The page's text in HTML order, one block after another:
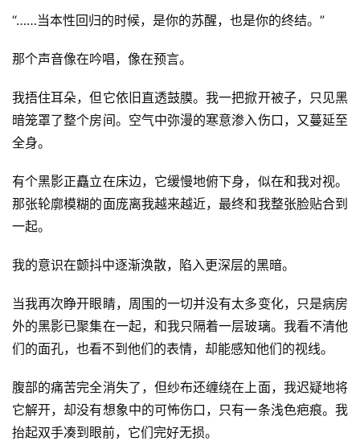
“……当本性回归的时候，是你的苏醒，也是你的终结。”
那个声音像在吟唱，像在预言。
我捂住耳朵，但它依旧直透鼓膜。我一把掀开被子，只见黑
暗笼罩了整个房间。空气中弥漫的寒意渗入伤口，又蔓延至
全身。
有个黑影正矗立在床边，它缓慢地俯下身，似在和我对视。
那张轮廓模糊的面庞离我越来越近，最终和我整张脸贴合到
一起。
我的意识在颤抖中逐渐涣散，陷入更深层的黑暗。
当我再次睁开眼睛，周围的一切并没有太多变化，只是病房
外的黑影已聚集在一起，和我只隔着一层玻璃。我看不清他
们的面孔，也看不到他们的表情，却能感知他们的视线。
腹部的痛苦完全消失了，但纱布还缠绕在上面，我迟疑地将
它解开，却没有想象中的可怖伤口，只有一条浅色疤痕。我
抬起双手凑到眼前，它们完好无损。